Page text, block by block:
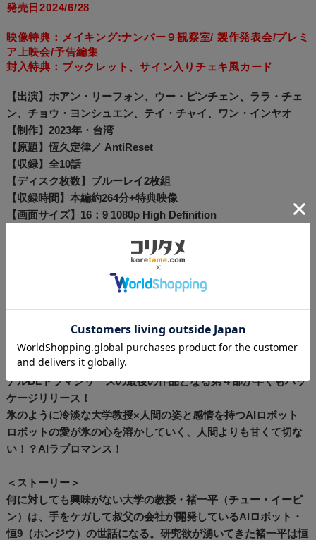
発売日2024/6/28
映像特典：メイキング:ナンバー９観察室/ 製作発表会/プレミ
ア上映会/予告編集
封入特典：ブックレット、サイン入りチェキ風カード
【出演】ホアン・リーフォン、ウー・ピンチェン、ララ・チェ
ン、チョウ・ヨンシュエン、テイ・チャイ、ワン・インヤオ
【制作】2023年・台湾
【原題】恆久定律／ AntiReset
【収録】全10話
【ディスク枚数】ブルーレイ2枚組
【収録時間】本編約264分+特典映像
【画面サイズ】16：9 1080p High Definition
【演出】リエン・ユージャー
【脚本】ツァイ・フェイチアオ 、ガオ・ルーピン、シン・エイ
世界中が熱くなるアジアBL！日本でも話題沸騰の台湾発オリジ
ナルBLドラマシリーズの最後の作品となる第４部が早くもパッ
ケージリリース！
氷のように冷淡な大学教授×人間の姿と感情を持つAIロボット
ロボットの愛が氷の心を溶かしていく、人間よりも甘くて切な
い！？AIラブロマンス！
＜ストーリー＞
何に対しても興味がない大学の教授・褚一平（チュー・イーピ
ン）は、手をケガして叔父の会社が開発しているAIロボット・
恒9（ホンジウ）の世話になる。研究欲が湧いてきた褚一平は恒